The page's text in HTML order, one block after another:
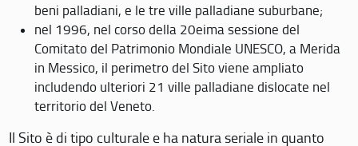
beni palladiani, e le tre ville palladiane suburbane;
nel 1996, nel corso della 20eima sessione del
Comitato del Patrimonio Mondiale UNESCO, a Merida
in Messico, il perimetro del Sito viene ampliato
includendo ulteriori 21 ville palladiane dislocate nel
territorio del Veneto.
Il Sito è di tipo culturale e ha natura seriale in quanto